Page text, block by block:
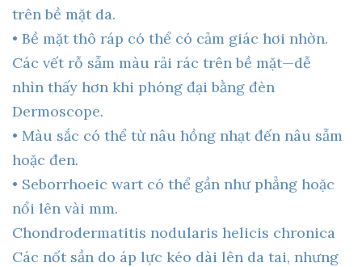
trên bề mặt da.
• Bề mặt thô ráp có thể có cảm giác hơi nhờn.
Các vết rỗ sẫm màu rải rác trên bề mặt—dễ
nhìn thấy hơn khi phóng đại bằng đèn
Dermoscope.
• Màu sắc có thể từ nâu hồng nhạt đến nâu sẫm
hoặc đen.
• Seborrhoeic wart có thể gần như phẳng hoặc
nổi lên vài mm.
Chondrodermatitis nodularis helicis chronica
Các nốt sần do áp lực kéo dài lên da tai, nhưng